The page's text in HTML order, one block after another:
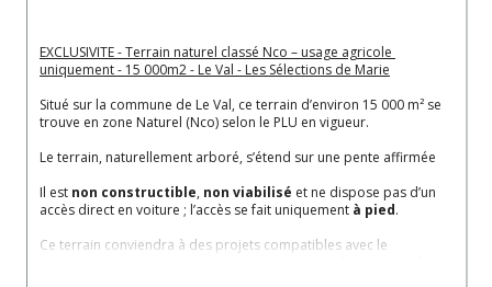
EXCLUSIVITE - Terrain naturel classé Nco – usage agricole
uniquement - 15 000m2 - Le Val - Les Sélections de Marie
Situé sur la commune de Le Val, ce terrain d’environ 15 000 m² se
trouve en zone Naturel (Nco) selon le PLU en vigueur.
Le terrain, naturellement arboré, s’étend sur une pente affirmée
Il est non constructible, non viabilisé et ne dispose pas d’un
accès direct en voiture ; l’accès se fait uniquement à pied.
Ce terrain conviendra à des projets compatibles avec le